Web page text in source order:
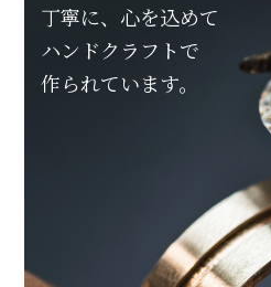
丁寧に、心を込めて
ハンドクラフトで
作られています。